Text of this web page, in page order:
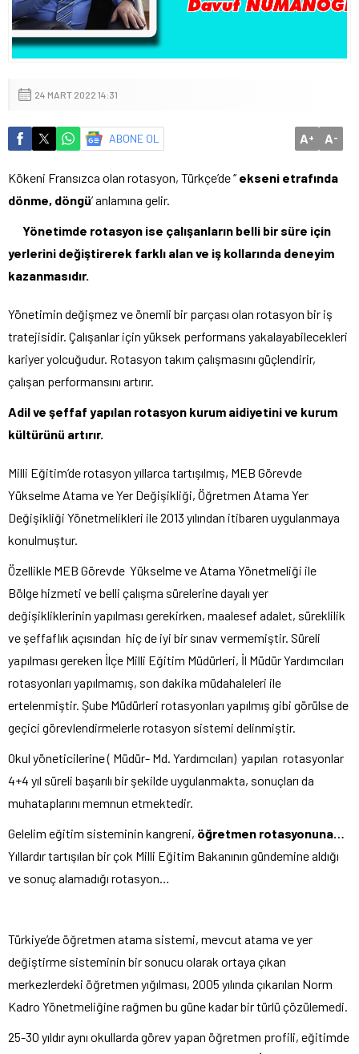
24 MART 2022 14:31
ABONE OL A+ A-
Kökeni Fransızca olan rotasyon, Türkçe’de ‘’ ekseni etrafında
dönme, döngü’ anlamına gelir.
Yönetimde rotasyon ise çalışanların belli bir süre için
yerlerini değiştirerek farklı alan ve iş kollarında deneyim
kazanmasıdır.
Yönetimin değişmez ve önemli bir parçası olan rotasyon bir iş
tratejisidir. Çalışanlar için yüksek performans yakalayabilecekleri
kariyer yolcuğudur. Rotasyon takım çalışmasını güçlendirir,
çalışan performansını artırır.
Adil ve şeffaf yapılan rotasyon kurum aidiyetini ve kurum
kültürünü artırır.
Milli Eğitim’de rotasyon yıllarca tartışılmış, MEB Görevde
Yükselme Atama ve Yer Değişikliği, Öğretmen Atama Yer
Değişikliği Yönetmelikleri ile 2013 yılından itibaren uygulanmaya
konulmuştur.
Özellikle MEB Görevde Yükselme ve Atama Yönetmeliği ile
Bölge hizmeti ve belli çalışma sürelerine dayalı yer
değişikliklerinin yapılması gerekirken, maalesef adalet, süreklilik
ve şeffaflık açısından hiç de iyi bir sınav vermemiştir. Süreli
yapılması gereken İlçe Milli Eğitim Müdürleri, İl Müdür Yardımcıları
rotasyonları yapılmamış, son dakika müdahaleleri ile
ertelenmiştir. Şube Müdürleri rotasyonları yapılmış gibi görülse de
geçici görevlendirmelerle rotasyon sistemi delinmiştir.
Okul yöneticilerine ( Müdür- Md. Yardımcıları) yapılan rotasyonlar
4+4 yıl süreli başarılı bir şekilde uygulanmakta, sonuçları da
muhataplarını memnun etmektedir.
Gelelim eğitim sisteminin kangreni, öğretmen rotasyonuna…
Yıllardır tartışılan bir çok Milli Eğitim Bakanının gündemine aldığı
ve sonuç alamadığı rotasyon…
Türkiye’de öğretmen atama sistemi, mevcut atama ve yer
değiştirme sisteminin bir sonucu olarak ortaya çıkan
merkezlerdeki öğretmen yığılması, 2005 yılında çıkarılan Norm
Kadro Yönetmeliğine rağmen bu güne kadar bir türlü çözülemedi.
25-30 yıldır aynı okullarda görev yapan öğretmen profili, eğitimde